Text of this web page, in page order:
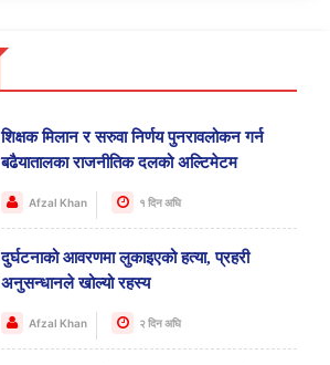
शिक्षक मिलान र सरुवा निर्णय पुनरावलोकन गर्न
बढैयातालका राजनीतिक दलको अल्टिमेटम
Afzal Khan १ दिन अघि
दुर्घटनाको आवरणमा लुकाइएको हत्या, प्रहरी
अनुसन्धानले खोल्यो रहस्य
Afzal Khan २ दिन अघि